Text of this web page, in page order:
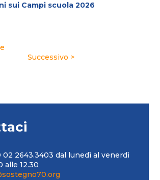
sui Campi scuola 2026
02 2643.3403 dal lunedì al venerdì
alle 12.30